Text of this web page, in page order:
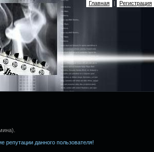
Главная | Регистрация
данного пользователя!